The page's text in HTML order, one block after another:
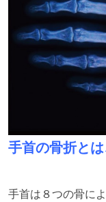
手首の骨折と
手首は８つの骨に